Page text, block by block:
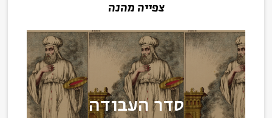
צפייה מהנה
סדר העבודה